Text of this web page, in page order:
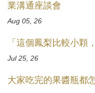
業溝通座談會
Aug 05, 26
「這個鳳梨比較小顆
Jul 25, 26
大家吃完的果醬瓶都